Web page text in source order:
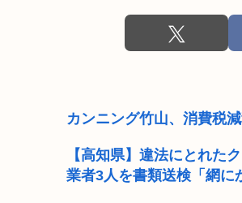
安倍昭恵「なんで安倍晋三が
クルド人問題を訴えてきた河
アメリカ日本向け原油、突然
熊本大震災震度7 （死者数38人
カンニング竹山、消費税
【高知県】違法にとれた
業者3人を書類送検「網に